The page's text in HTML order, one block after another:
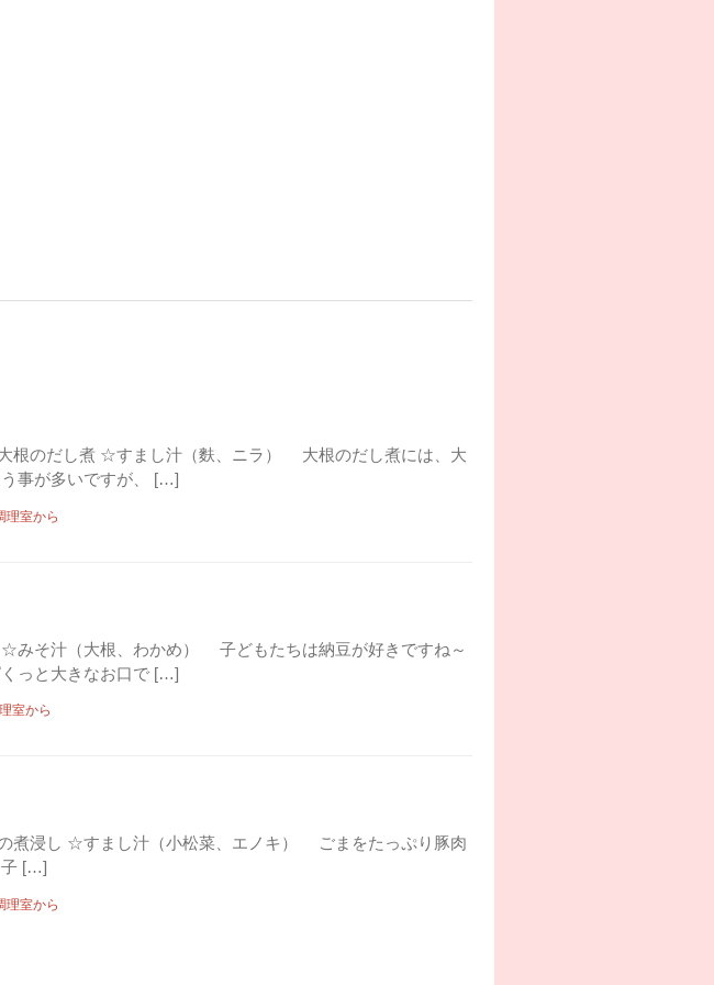
のだし煮 ☆すまし汁（麩、ニラ） 大根のだし煮には、大
事が多いですが、 […]
理室から
そ汁（大根、わかめ） 子どもたちは納豆が好きですね～
っと大きなお口で […]
室から
浸し ☆すまし汁（小松菜、エノキ） ごまをたっぷり豚肉
子 […]
理室から